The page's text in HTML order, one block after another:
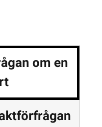
om en